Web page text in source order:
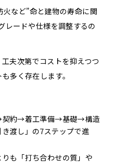
など”命と建物の寿命に関
レードや仕様を調整するの
夫次第でコストを抑えつつ
多く存在します。
契約→着工準備→基礎→構造
渡し」の7ステップで進
も「打ち合わせの質」や